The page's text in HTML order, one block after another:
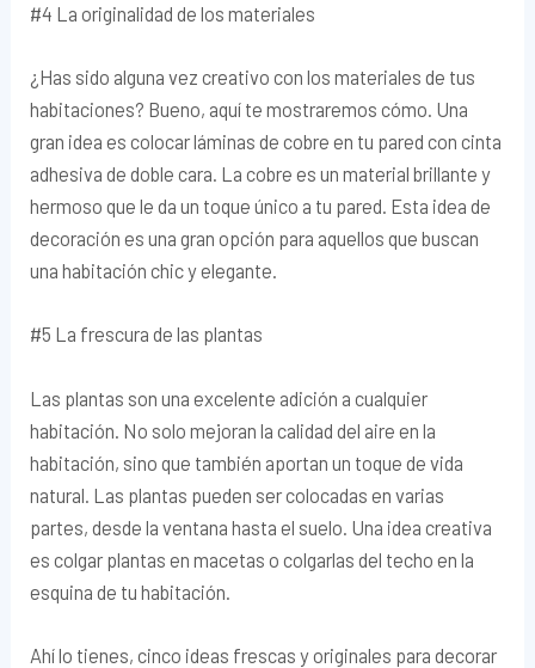
#4 La originalidad de los materiales
¿Has sido alguna vez creativo con los materiales de tus
habitaciones? Bueno, aquí te mostraremos cómo. Una
gran idea es colocar láminas de cobre en tu pared con cinta
adhesiva de doble cara. La cobre es un material brillante y
hermoso que le da un toque único a tu pared. Esta idea de
decoración es una gran opción para aquellos que buscan
una habitación chic y elegante.
#5 La frescura de las plantas
Las plantas son una excelente adición a cualquier
habitación. No solo mejoran la calidad del aire en la
habitación, sino que también aportan un toque de vida
natural. Las plantas pueden ser colocadas en varias
partes, desde la ventana hasta el suelo. Una idea creativa
es colgar plantas en macetas o colgarlas del techo en la
esquina de tu habitación.
Ahí lo tienes, cinco ideas frescas y originales para decorar